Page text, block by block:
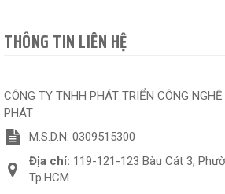
THÔNG TIN LIÊN HỆ
CÔNG TY TNHH PHÁT TRIỂN CÔNG
PHÁT
M.S.D.N: 0309515300
Địa chỉ: 119-121-123 Bàu Cát 3,
Tp.HCM